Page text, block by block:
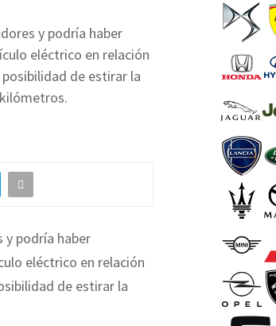
y podría haber
eléctrico en relación
de estirar la
y podría haber
eléctrico en relación
de estirar la